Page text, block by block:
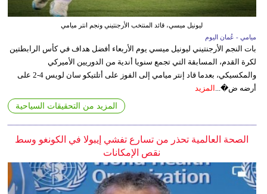
ليونيل ميسي، قائد المنتخب الأرجنتيني ونجم انتر ميامي
ميامي - عُمان اليوم
بات النجم الأرجنتيني ليونيل ميسي يوم الأربعاء أفضل هداف في كأس الرابطتين
لكرة القدم، المسابقة التي تجمع سنويا أندية من الدوريين الأميركي
والمكسيكي، بعدما قاد إنتر ميامي إلى الفوز على أتلتيكو سان لويس 4-2 على
أرضه ض�...
المزيد
المزيد من التحقيقات السياحية
الصحة العالمية تحذر من تسارع تفشي إيبولا في الكونغو وسط
نقص الإمكانات